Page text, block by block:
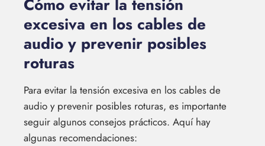
Cómo evitar la tensión
excesiva en los cables de
audio y prevenir posibles
roturas
Para evitar la tensión excesiva en los cables de
audio y prevenir posibles roturas, es importante
seguir algunos consejos prácticos. Aquí hay
algunas recomendaciones: